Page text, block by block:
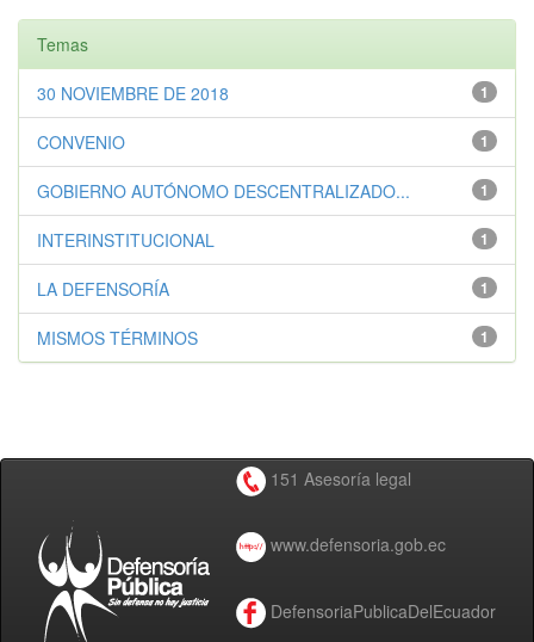
Temas
1
30 NOVIEMBRE DE 2018
1
CONVENIO
1
GOBIERNO AUTÓNOMO DESCENTRALIZADO...
1
INTERINSTITUCIONAL
1
LA DEFENSORÍA
1
MISMOS TÉRMINOS
151 Asesoría legal
www.defensoria.gob.ec
DefensoriaPublicaDelEcuador